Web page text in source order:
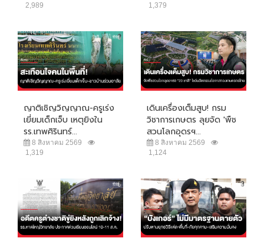
2,989
1,379
ญาติเชิญวิญญาณ-ครูเร่ง
เยี่ยมเด็กเจ็บ เหตุยิงใน
รร.เทพศิรินทร์...
8 สิงหาคม 2569
1,319
เดินเครื่องเต็มสูบ! กรม
วิชาการเกษตร ลุยจัด 'พืช
สวนโลกอุดรฯ...
8 สิงหาคม 2569
1,124